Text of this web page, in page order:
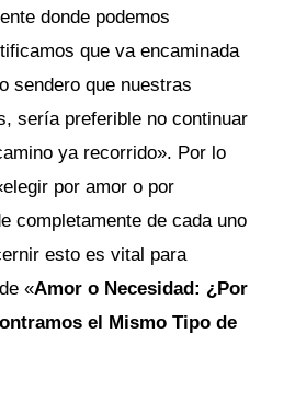
donde podemos
que va encaminada
sendero que nuestras
sería preferible no continuar
ya recorrido». Por lo
por amor o por
completamente de cada uno
esto es vital para
«Amor o Necesidad: ¿Por
el Mismo Tipo de